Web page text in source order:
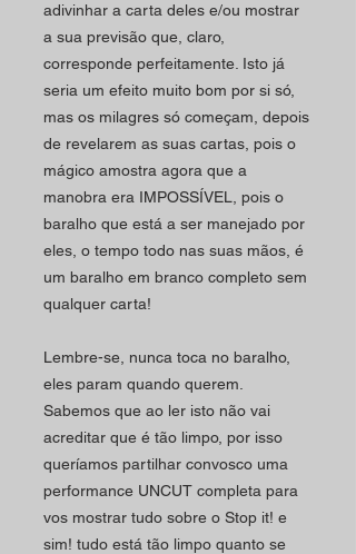
adivinhar a carta deles e/ou mostrar
a sua previsão que, claro,
corresponde perfeitamente. Isto já
seria um efeito muito bom por si só,
mas os milagres só começam, depois
de revelarem as suas cartas, pois o
mágico amostra agora que a
manobra era IMPOSSÍVEL, pois o
baralho que está a ser manejado por
eles, o tempo todo nas suas mãos, é
um baralho em branco completo sem
qualquer carta!
Lembre-se, nunca toca no baralho,
eles param quando querem.
Sabemos que ao ler isto não vai
acreditar que é tão limpo, por isso
queríamos partilhar convosco uma
performance UNCUT completa para
vos mostrar tudo sobre o Stop it! e
sim! tudo está tão limpo quanto se